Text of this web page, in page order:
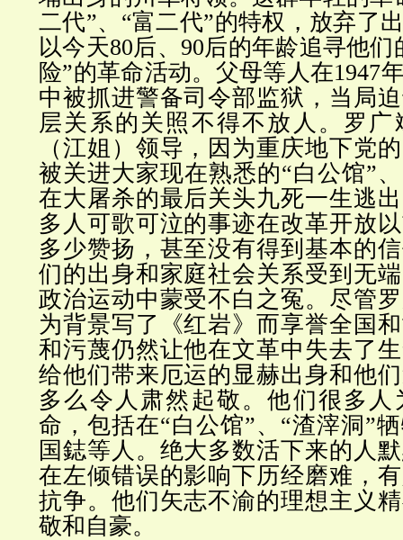
二代”、“富二代”的特权，放弃了
以今天80后、90后的年龄追寻他
险”的革命活动。父母等人在1947
中被抓进警备司令部监狱，当局
层关系的关照不得不放人。罗广
（江姐）领导，因为重庆地下党
被关进大家现在熟悉的“白公馆”
在大屠杀的最后关头九死一生逃
多人可歌可泣的事迹在改革开放
多少赞扬，甚至没有得到基本的
们的出身和家庭社会关系受到无
政治运动中蒙受不白之冤。尽管
为背景写了《红岩》而享誉全国
和污蔑仍然让他在文革中失去了
给他们带来厄运的显赫出身和他
多么令人肃然起敬。他们很多人
命，包括在“白公馆”、“渣滓洞”
国鋕等人。绝大多数活下来的人
在左倾错误的影响下历经磨难，
抗争。他们矢志不渝的理想主义
敬和自豪。